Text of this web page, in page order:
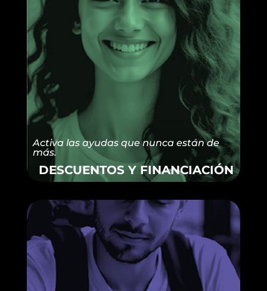
Activa las ayudas que nunca están de
más.
DESCUENTOS Y FINANCIACIÓN